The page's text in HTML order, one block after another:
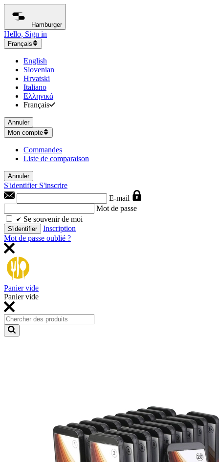
Hamburger
Hello, Sign in
Français
English
Slovenian
Hrvatski
Italiano
Ελληνικά
Français
Annuler
Mon compte
Commandes
Liste de comparaison
Annuler
S'identifier S'inscrire
E-mail
Mot de passe
Se souvenir de moi
S'identifier
Inscription
Mot de passe oublié ?
Panier vide
Panier vide